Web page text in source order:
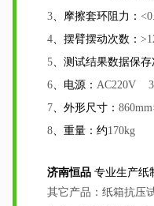
3 、摩擦套环阻力：
4 、摆臂摆动次数：
5 、测试结果数据保
6 、电源： AC220V
7 、外形尺寸：
8 、重量：约170kg
济南恒品 专业生产
其它产品：纸箱抗压